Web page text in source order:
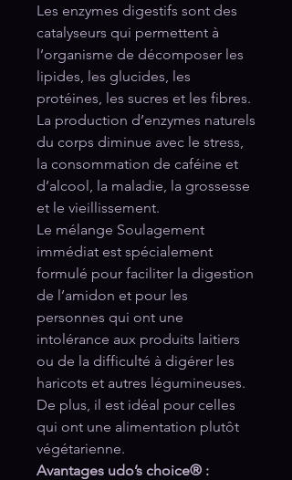
Les enzymes digestifs sont des
catalyseurs qui permettent à
l’organisme de décomposer les
lipides, les glucides, les
protéines, les sucres et les fibres.
La production d’enzymes naturels
du corps diminue avec le stress,
la consommation de caféine et
d’alcool, la maladie, la grossesse
et le vieillissement.
Le mélange Soulagement
immédiat est spécialement
formulé pour faciliter la digestion
de l’amidon et pour les
personnes qui ont une
intolérance aux produits laitiers
ou de la difficulté à digérer les
haricots et autres légumineuses.
De plus, il est idéal pour celles
qui ont une alimentation plutôt
végétarienne.
Avantages udo’s choice® :